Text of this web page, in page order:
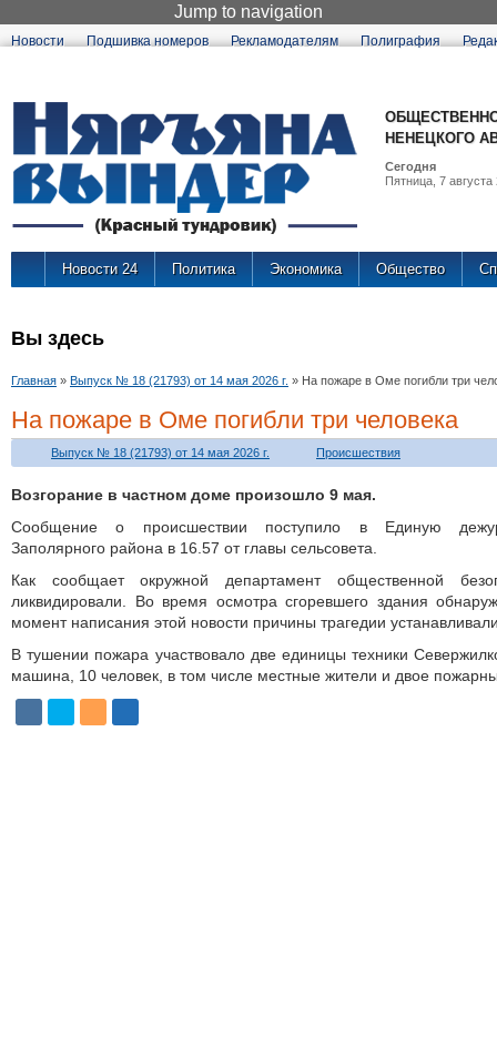
Jump to navigation
Новости Подшивка номеров Рекламодателям Полиграфия
НЕНЕЦКОГО
Сегодня
Пятница, 7 августа
Новости 24 Политика Экономика Общество
Вы здесь
Главная » Выпуск № 18 (21793) от 14 мая 2026 г. » На пожаре в Оме погибли три
На пожаре в Оме погибли три человека
Выпуск № 18 (21793) от 14 мая 2026 г. Происшествия
Возгорание в частном доме произошло 9 мая.
Сообщение о происшествии поступило в Единую
Заполярного района в 16.57 от главы сельсовета.
Как сообщает окружной департамент общественной
ликвидировали. Во время осмотра сгоревшего здания
момент написания этой новости причины трагедии
В тушении пожара участвовало две единицы техники
машина, 10 человек, в том числе местные жители и двое